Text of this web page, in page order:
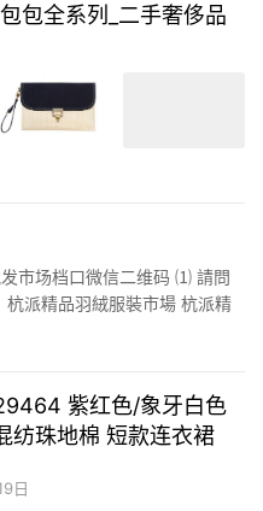
包全系列_二手奢侈品
市场档口微信二维码 ⑴ 請問
派精品羽絨服裝市場 杭派精
68號。是杭州最大的服裝集貿
售窗口，主要為批發、零售、
紫红色/象牙白色
纺珠地棉 短款连衣裙
日